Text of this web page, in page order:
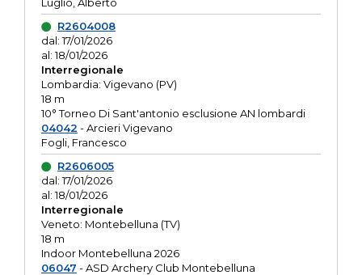
R2604008
dal: 17/01/2026
al: 18/01/2026
Interregionale
Lombardia: Vigevano (PV)
18 m
10° Torneo Di Sant'antonio esclusione AN lombardi
04042 - Arcieri Vigevano
Fogli, Francesco
R2606005
dal: 17/01/2026
al: 18/01/2026
Interregionale
Veneto: Montebelluna (TV)
18 m
Indoor Montebelluna 2026
06047 - ASD Archery Club Montebelluna